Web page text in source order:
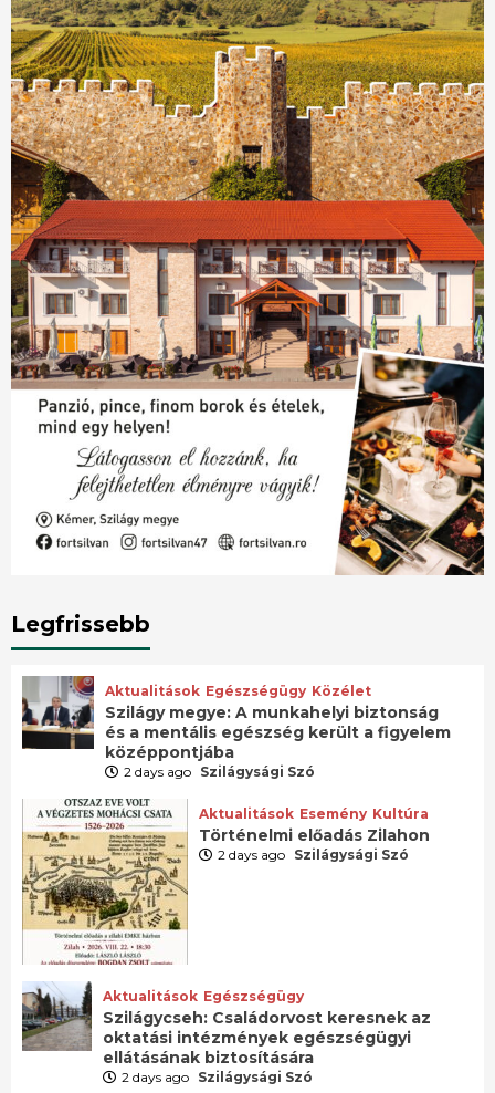
Legfrissebb
Aktualitások Egészségügy Közélet
Szilágy megye: A munkahelyi biztonság
és a mentális egészség került a figyelem
középpontjába
2 days ago Szilágysági Szó
Aktualitások Esemény Kultúra
Történelmi előadás Zilahon
2 days ago Szilágysági Szó
Aktualitások Egészségügy
Szilágycseh: Családorvost keresnek az
oktatási intézmények egészségügyi
ellátásának biztosítására
2 days ago Szilágysági Szó